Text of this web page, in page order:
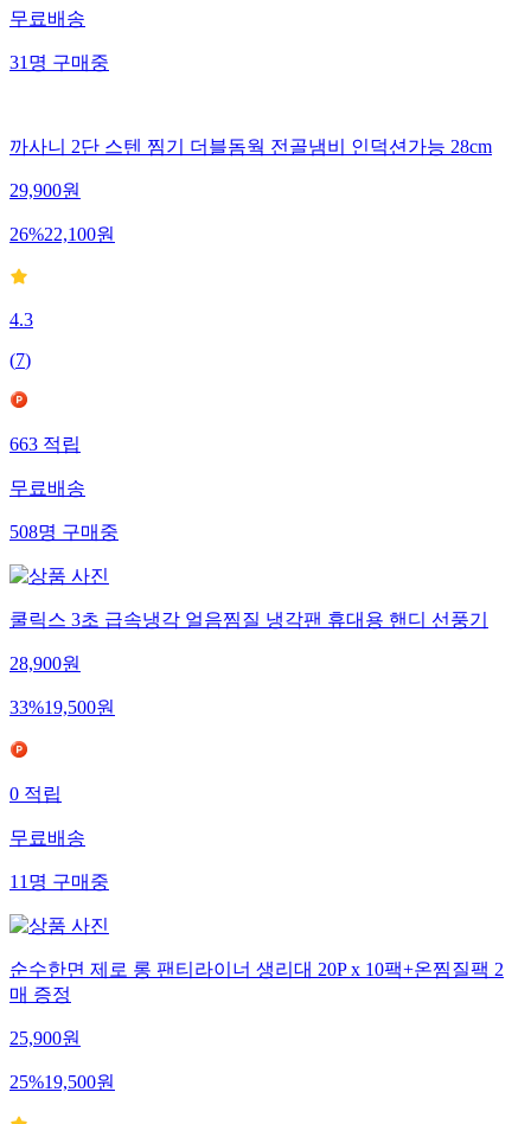
무료배송
31명구매중
까사니 2단 스텐 찜기 더블돔웍 전골냄비 인덕션가능 28cm
29,900원
26%22,100원
4.3
(7)
663적립
무료배송
508명구매중
쿨릭스 3초 급속냉각 얼음찜질 냉각팬 휴대용 핸디 선풍기
28,900원
33%19,500원
0적립
무료배송
11명구매중
순수한면 제로 롱 팬티라이너 생리대 20P x 10팩+온찜질팩 2
매 증정
25,900원
25%19,500원